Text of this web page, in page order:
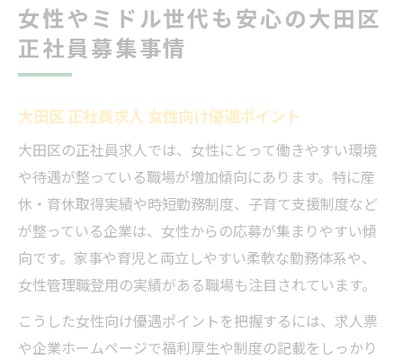
女性やミドル世代も安心の大田区
正社員募集事情
大田区 正社員求人 女性向け優遇ポイント
大田区の正社員求人では、女性にとって働きやすい環境
や待遇が整っている職場が増加傾向にあります。特に産
休・育休取得実績や時短勤務制度、子育て支援制度など
が整っている企業は、女性からの応募が集まりやすい傾
向です。家事や育児と両立しやすい柔軟な勤務体系や、
女性管理職登用の実績がある職場も注目されています。
こうした女性向け優遇ポイントを把握するには、求人票
や企業ホームページで福利厚生や制度の記載をしっかり